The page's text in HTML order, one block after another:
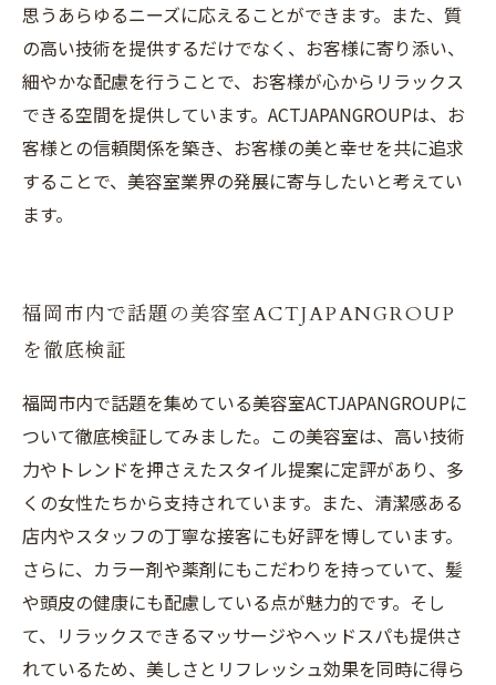
思うあらゆるニーズに応えることができます。また、質
の高い技術を提供するだけでなく、お客様に寄り添い、
細やかな配慮を行うことで、お客様が心からリラックス
できる空間を提供しています。ACTJAPANGROUPは、お
客様との信頼関係を築き、お客様の美と幸せを共に追求
することで、美容室業界の発展に寄与したいと考えてい
ます。
福岡市内で話題の美容室ACTJAPANGROUP
を徹底検証
福岡市内で話題を集めている美容室ACTJAPANGROUPに
ついて徹底検証してみました。この美容室は、高い技術
力やトレンドを押さえたスタイル提案に定評があり、多
くの女性たちから支持されています。また、清潔感ある
店内やスタッフの丁寧な接客にも好評を博しています。
さらに、カラー剤や薬剤にもこだわりを持っていて、髪
や頭皮の健康にも配慮している点が魅力的です。そし
て、リラックスできるマッサージやヘッドスパも提供さ
れているため、美しさとリフレッシュ効果を同時に得ら